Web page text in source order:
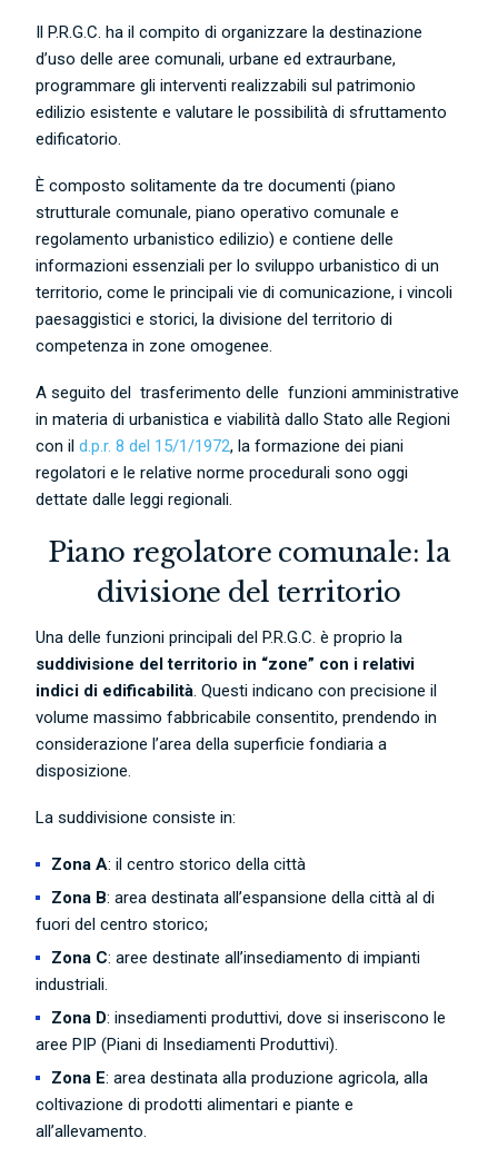
Il P.R.G.C. ha il compito di organizzare la destinazione
d’uso delle aree comunali, urbane ed extraurbane,
programmare gli interventi realizzabili sul patrimonio
edilizio esistente e valutare le possibilità di sfruttamento
edificatorio.
È composto solitamente da tre documenti (piano
strutturale comunale, piano operativo comunale e
regolamento urbanistico edilizio) e contiene delle
informazioni essenziali per lo sviluppo urbanistico di un
territorio, come le principali vie di comunicazione, i vincoli
paesaggistici e storici, la divisione del territorio di
competenza in zone omogenee.
A seguito del trasferimento delle funzioni amministrative
in materia di urbanistica e viabilità dallo Stato alle Regioni
con ild.p.r. 8 del 15/1/1972, la formazione dei piani
regolatori e le relative norme procedurali sono oggi
dettate dalle leggi regionali.
Piano regolatore comunale: la
divisione del territorio
Una delle funzioni principali del P.R.G.C. è proprio la
suddivisione del territorio in “zone” con i relativi
indici di edificabilità. Questi indicano con precisione il
volume massimo fabbricabile consentito, prendendo in
considerazione l’area della superficie fondiaria a
disposizione.
La suddivisione consiste in:
Zona A: il centro storico della città
Zona B: area destinata all’espansione della città al di
fuori del centro storico;
Zona C: aree destinate all’insediamento di impianti
industriali.
Zona D: insediamenti produttivi, dove si inseriscono le
aree PIP (Piani di Insediamenti Produttivi).
Zona E: area destinata alla produzione agricola, alla
coltivazione di prodotti alimentari e piante e
all’allevamento.